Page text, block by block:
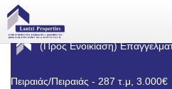
(Προς Ενοικίαση)
Πειραιάς/Πειραιάς - 287 τ.μ, 3.000€